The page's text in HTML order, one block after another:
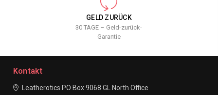
GELD ZURÜCK
30 TAGE – Geld-zurück-
Garantie
Kontakt
Leatherotics PO Box 9068 GL North Office